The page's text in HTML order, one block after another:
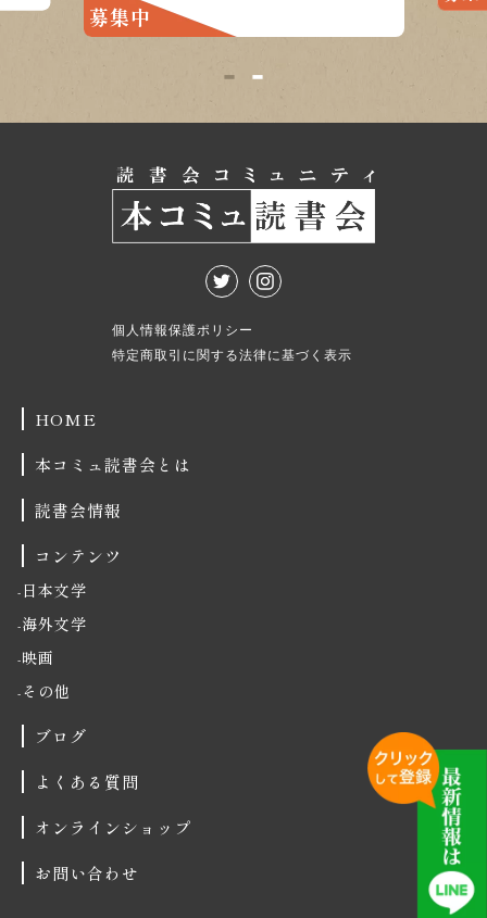
募集中
1 2
個人情報保護ポリシー
特定商取引に関する法律に基づく表示
HOME
本コミュ読書会とは
読書会情報
コンテンツ
日本文学
海外文学
映画
その他
ブログ
よくある質問
オンラインショップ
お問い合わせ